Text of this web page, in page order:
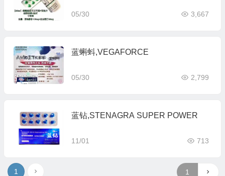
05/30 3,667
蓝蝌蚪,VEGAFORCE
05/30 2,799
蓝钻,STENAGRA SUPER POWER
11/01 713
1